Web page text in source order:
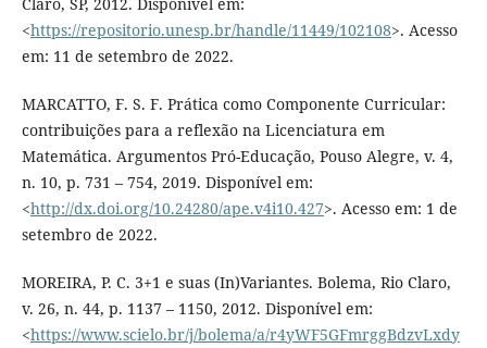
<https://repositorio.unesp.br/handle/11449/102108>. Acesso
em: 11 de setembro de 2022.
MARCATTO, F. S. F. Prática como Componente Curricular:
contribuições para a reflexão na Licenciatura em
Matemática. Argumentos Pró-Educação, Pouso Alegre, v. 4,
n. 10, p. 731 – 754, 2019. Disponível em:
<http://dx.doi.org/10.24280/ape.v4i10.427>. Acesso em: 1 de
setembro de 2022.
MOREIRA, P. C. 3+1 e suas (In)Variantes. Bolema, Rio Claro,
v. 26, n. 44, p. 1137 – 1150, 2012. Disponível em:
<https://www.scielo.br/j/bolema/a/r4yWF5GFmrggBdzvLxdy